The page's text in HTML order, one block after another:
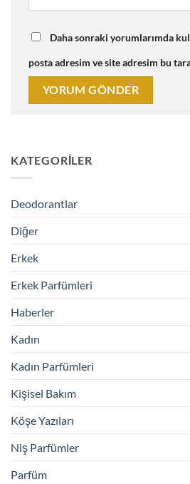
Daha sonraki yorumlarımda
posta adresim ve site adresim bu
KATEGORILER
Deodorantlar
Diğer
Erkek
Erkek Parfümleri
Haberler
Kadın
Kadın Parfümleri
Kişisel Bakım
Köşe Yazıları
Niş Parfümler
Parfüm